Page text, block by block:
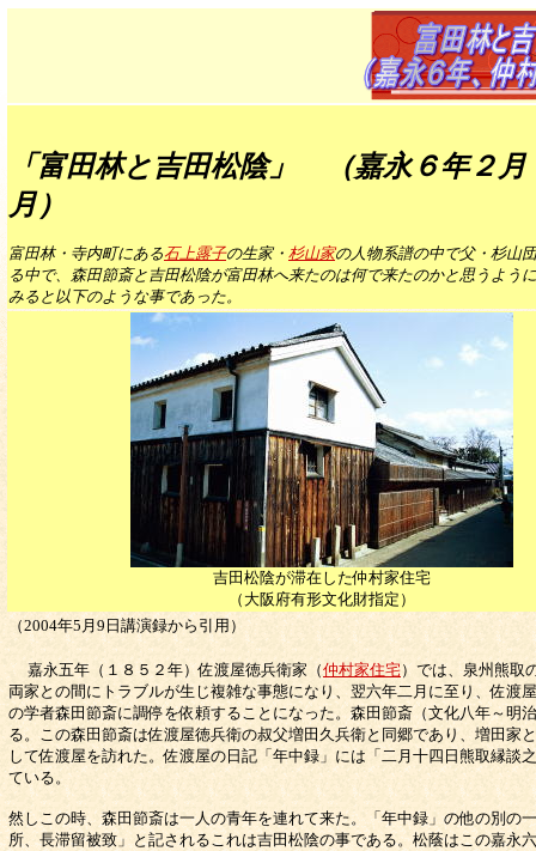
「富田林と吉田松陰」 （嘉永６年２月
月）
富田林・寺内町にある石上露子の生家・ 杉山家の人物系譜の中で父・杉山
る中で、森田節斎と吉田松陰が富田林へ来たのは何で来たのかと思うよう
みると以下のような事であった。
吉田松陰が滞在した仲村家住宅
（大阪府有形文化財指定）
（2004年5月9日講演録から引用）
嘉永五年（１８５２年）佐渡屋徳兵衛家（仲村家住宅）では、泉州熊取
両家との間にトラブルが生じ複雑な事態になり、翌六年二月に至り、佐
の学者森田節斎に調停を依頼することになった。森田節斎（文化八年～明
る。この森田節斎は佐渡屋徳兵衛の叔父増田久兵衛と同郷であり、増田
して佐渡屋を訪れた。佐渡屋の日記「年中録」には「二月十四日熊取縁
ている。
然しこの時、森田節斎は一人の青年を連れて来た。「年中録」の他の別の
所、長滞留被致」と記されるこれは吉田松陰の事である。松蔭はこの嘉